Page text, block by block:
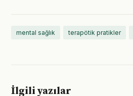
mental sağlık terapötik pratikler
İlgili yazılar